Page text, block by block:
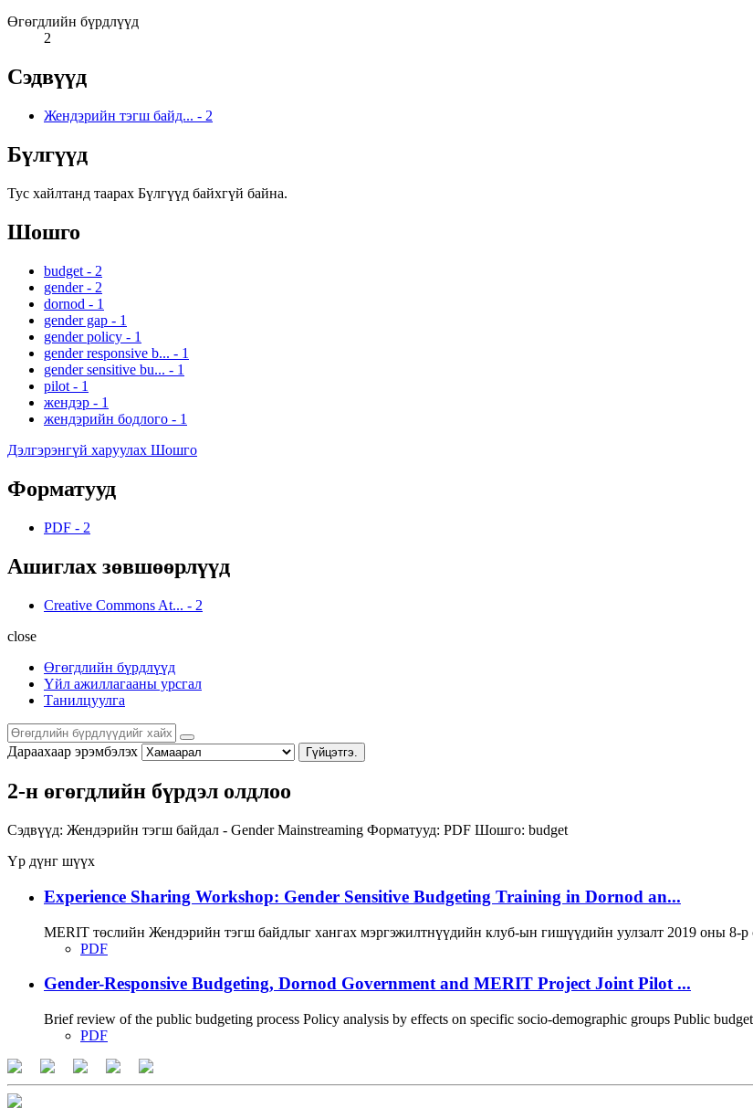
Өгөгдлийн бүрдлүүд
2
Сэдвүүд
Жендэрийн тэгш байд... - 2
Бүлгүүд
Тус хайлтанд таарах Бүлгүүд байхгүй байна.
Шошго
budget - 2
gender - 2
dornod - 1
gender gap - 1
gender policy - 1
gender responsive b... - 1
gender sensitive bu... - 1
pilot - 1
жендэр - 1
жендэрийн бодлого - 1
Дэлгэрэнгүй харуулах Шошго
Форматууд
PDF - 2
Ашиглах зөвшөөрлүүд
Creative Commons At... - 2
close
Өгөгдлийн бүрдлүүд
Үйл ажиллагааны урсгал
Танилцуулга
Дараахаар эрэмбэлэх Гүйцэтгэ.
2-н өгөгдлийн бүрдэл олдлоо
Сэдвүүд: Жендэрийн тэгш байдал - Gender Mainstreaming Форматууд: PDF Шошго: budget
Үр дүнг шүүх
Experience Sharing Workshop: Gender Sensitive Budgeting Training in Dornod an...
MERIT төслийн Жендэрийн тэгш байдлыг хангах мэргэжилтнүүдийн клуб-ын гишүүдийн уулзалт 2019 оны 8-р
PDF
Gender-Responsive Budgeting, Dornod Government and MERIT Project Joint Pilot ...
Brief review of the public budgeting process Policy analysis by effects on specific socio-demographic groups Public
PDF